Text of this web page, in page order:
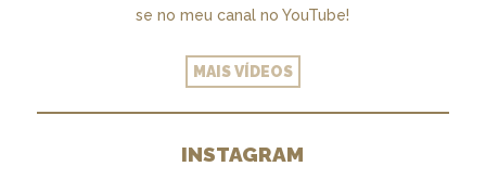
se no meu canal no YouTube!
MAIS VÍDEOS
INSTAGRAM